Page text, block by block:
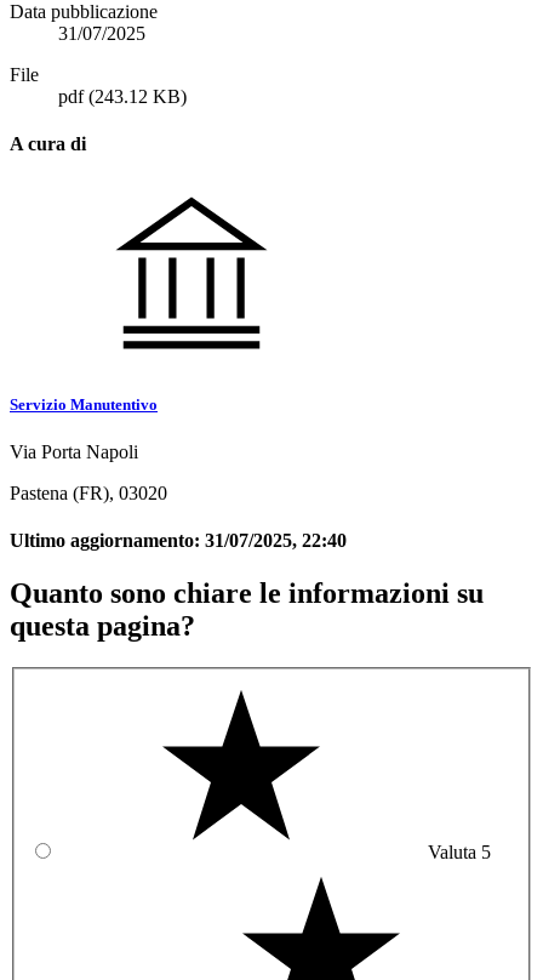
Data pubblicazione
31/07/2025
File
pdf(243.12 KB)
A cura di
Servizio Manutentivo
Via Porta Napoli
Pastena (FR), 03020
Ultimo aggiornamento: 31/07/2025, 22:40
Quanto sono chiare le informazioni su
questa pagina?
Valuta 5